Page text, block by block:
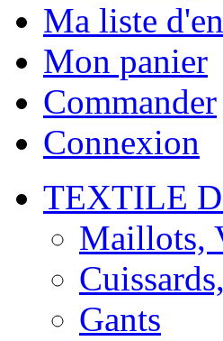
Ma liste
Mon panier
Commander
Connexion
TEXTILE
Maillots,
Gants